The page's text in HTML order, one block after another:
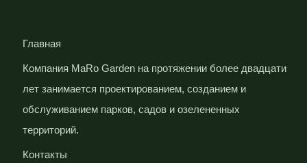
Главная
Компания MaRo Garden на протяжении более двадцати
лет занимается проектированием, созданием и
обслуживанием парков, садов и озелененных
территорий.
Контакты